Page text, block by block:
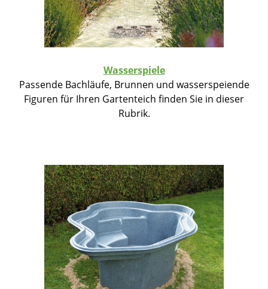
Wasserspiele
Passende Bachläufe, Brunnen und wasserspeiende
Figuren für Ihren Gartenteich finden Sie in dieser
Rubrik.